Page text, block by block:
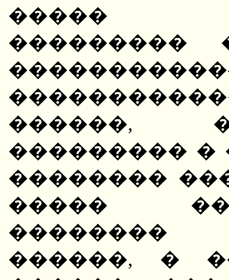
�����
���������
������,
��������� �
��������
�����
��������
������, �